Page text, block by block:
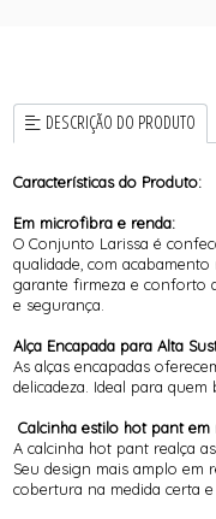
DESCRIÇÃO DO PRODUTO
Características do Produto:
Em microfibra e renda:
O Conjunto Larissa é
qualidade, com
garante firmeza e conforto
e segurança.
Alça Encapada para Alta
As alças encapadas
delicadeza. Ideal para quem
Calcinha estilo hot pant
A calcinha hot pant realça
Seu design mais amplo em
cobertura na medida certa